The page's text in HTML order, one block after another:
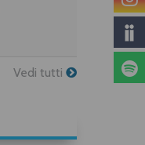
Vedi tutti